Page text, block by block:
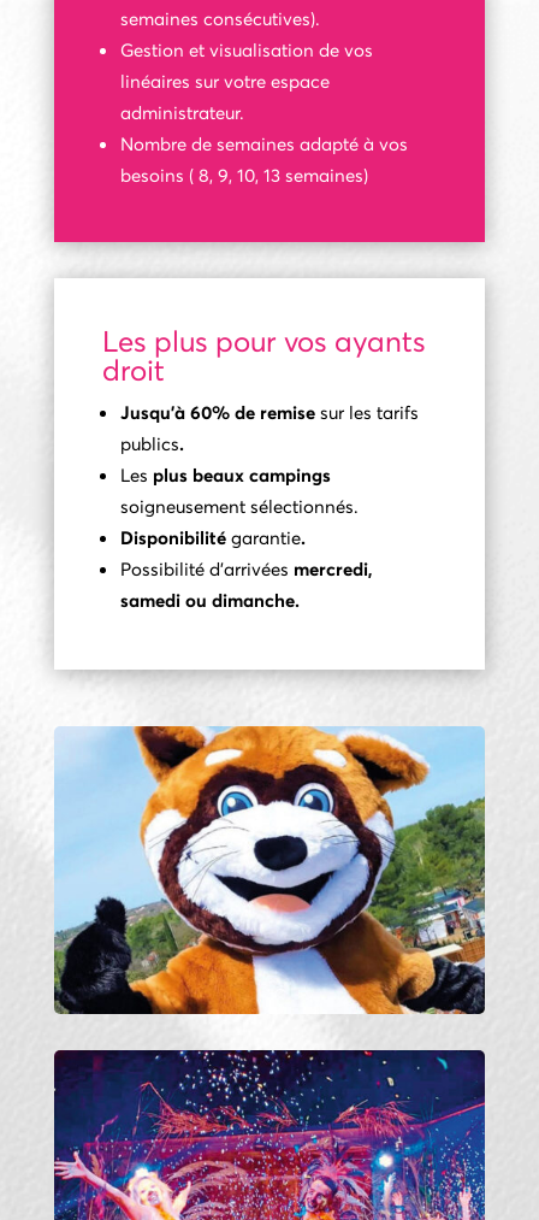
semaines consécutives).
Gestion et visualisation de vos
linéaires sur votre espace
administrateur.
Nombre de semaines adapté à vos
besoins ( 8, 9, 10, 13 semaines)
Les plus pour vos ayants
droit
Jusqu’à 60% de remise sur les tarifs
publics.
Les plus beaux campings
soigneusement sélectionnés.
Disponibilité garantie.
Possibilité d’arrivées mercredi,
samedi ou dimanche.